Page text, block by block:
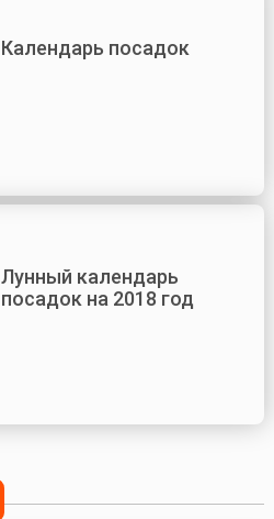
Календарь посадок
Лунный календарь
посадок на 2018 год